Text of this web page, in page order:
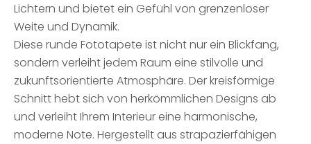
Lichtern und bietet ein Gefühl von grenzenloser
Weite und Dynamik.
Diese runde Fototapete ist nicht nur ein Blickfang,
sondern verleiht jedem Raum eine stilvolle und
zukunftsorientierte Atmosphäre. Der kreisförmige
Schnitt hebt sich von herkömmlichen Designs ab
und verleiht Ihrem Interieur eine harmonische,
moderne Note. Hergestellt aus strapazierfähigen